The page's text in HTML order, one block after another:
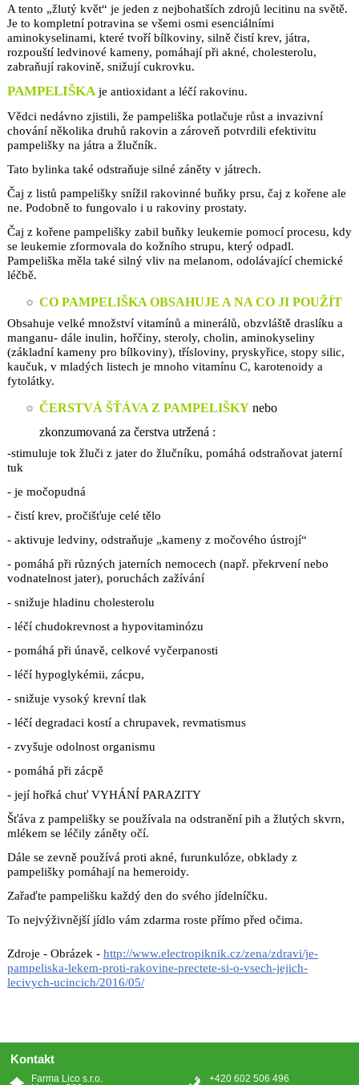
A tento „žlutý květ“ je jeden z nejbohatších zdrojů lecitinu na světě.
Je to kompletní potravina se všemi osmi esenciálními
aminokyselinami, které tvoří bílkoviny, silně čistí krev, játra,
rozpouští ledvinové kameny, pomáhají při akné, cholesterolu,
zabraňují rakovině, snižují cukrovku.
PAMPELIŠKA je antioxidant a léčí rakovinu.
Vědci nedávno zjistili, že pampeliška potlačuje růst a invazivní
chování několika druhů rakovin a zároveň potvrdili efektivitu
pampelišky na játra a žlučník.
Tato bylinka také odstraňuje silné záněty v játrech.
Čaj z listů pampelišky snížil rakovinné buňky prsu, čaj z kořene ale
ne. Podobně to fungovalo i u rakoviny prostaty.
Čaj z kořene pampelišky zabil buňky leukemie pomocí procesu, kdy
se leukemie zformovala do kožního strupu, který odpadl.
Pampeliška měla také silný vliv na melanom, odolávající chemické
léčbě.
CO PAMPELIŠKA OBSAHUJE A NA CO JI POUŽÍT
Obsahuje velké množství vitamínů a minerálů, obzvláště draslíku a
manganu- dále inulin, hořčiny, steroly, cholin, aminokyseliny
(základní kameny pro bílkoviny), třísloviny, pryskyřice, stopy silic,
kaučuk, v mladých listech je mnoho vitamínu C, karotenoidy a
fytolátky.
ČERSTVÁ ŠŤÁVA Z PAMPELIŠKYnebo
zkonzumovaná za čerstva utržená :
-stimuluje tok žluči z jater do žlučníku, pomáhá odstraňovat jaterní
tuk
- je močopudná
- čistí krev, pročišťuje celé tělo
- aktivuje ledviny, odstraňuje „kameny z močového ústrojí“
- pomáhá při různých jaterních nemocech (např. překrvení nebo
vodnatelnost jater), poruchách zažívání
- snižuje hladinu cholesterolu
- léčí chudokrevnost a hypovitaminózu
- pomáhá při únavě, celkové vyčerpanosti
- léčí hypoglykémii, zácpu,
- snižuje vysoký krevní tlak
- léčí degradaci kostí a chrupavek, revmatismus
- zvyšuje odolnost organismu
- pomáhá při zácpě
- její hořká chuť VYHÁNÍ PARAZITY
Šťáva z pampelišky se používala na odstranění pih a žlutých skvrn,
mlékem se léčily záněty očí.
Dále se zevně používá proti akné, furunkulóze, obklady z
pampelišky pomáhají na hemeroidy.
Zařaďte pampelišku každý den do svého jídelníčku.
To nejvýživnější jídlo vám zdarma roste přímo před očima.
Zdroje - Obrázek - http://www.electropiknik.cz/zena/zdravi/je-
pampeliska-lekem-proti-rakovine-prectete-si-o-vsech-jejich-
lecivych-ucincich/2016/05/
Kontakt
Farma Lico s.r.o.
+420 602 506 496